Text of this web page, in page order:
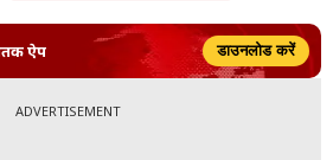
ऐप डाउनलोड करें
ADVERTISEMENT